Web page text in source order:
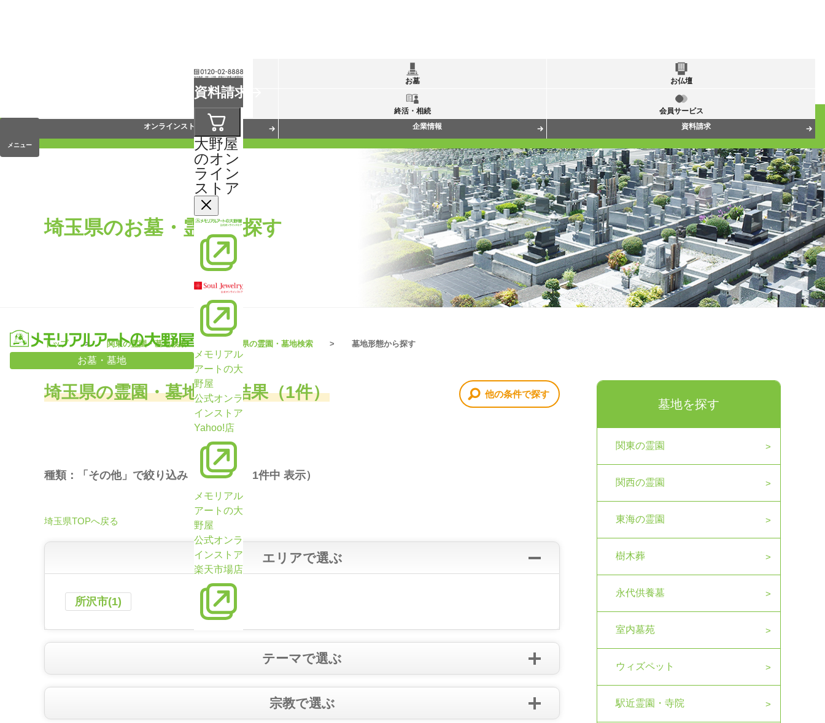
お墓・墓地
資料請求
大野屋
のオン
ライン
ストア
メモリアル
アートの大
野屋
公式オンラ
インストア
Yahoo!店
メモリアル
アートの大
野屋
公式オンラ
インストア
楽天市場店
メニュー
お墓 お仏壇
終活・相続
会員サービス
オンラインストア
企業情報 資料請求
埼玉県のお墓・霊園を探す
トップ 関東の霊園・墓地検索 埼玉県の霊園・墓地検索 墓地形態から探す
埼玉県の霊園・墓地検索結果（1件） 他の条件で探す
種類：「その他」で絞り込み （1件 / 1件中 表示）
埼玉県TOPへ戻る
エリアで選ぶ
所沢市(1)
テーマで選ぶ
宗教で選ぶ
墓地を探す
関東の霊園
関西の霊園
東海の霊園
樹木葬
永代供養墓
室内墓苑
ウィズペット
駅近霊園・寺院